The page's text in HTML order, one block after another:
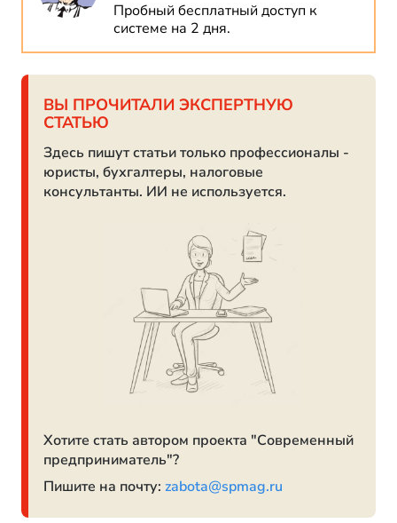
Пробный бесплатный доступ к
системе на 2 дня.
ВЫ ПРОЧИТАЛИ ЭКСПЕРТНУЮ
СТАТЬЮ
Здесь пишут статьи только профессионалы -
юристы, бухгалтеры, налоговые
консультанты. ИИ не используется.
Хотите стать автором проекта "Современный
предприниматель"?
Пишите на почту: zabota@spmag.ru